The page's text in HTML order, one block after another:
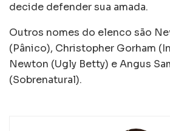
decide defender sua amada.
Outros nomes do elenco são
(Pânico), Christopher Gorham
Newton (Ugly Betty) e Angus
(Sobrenatural).